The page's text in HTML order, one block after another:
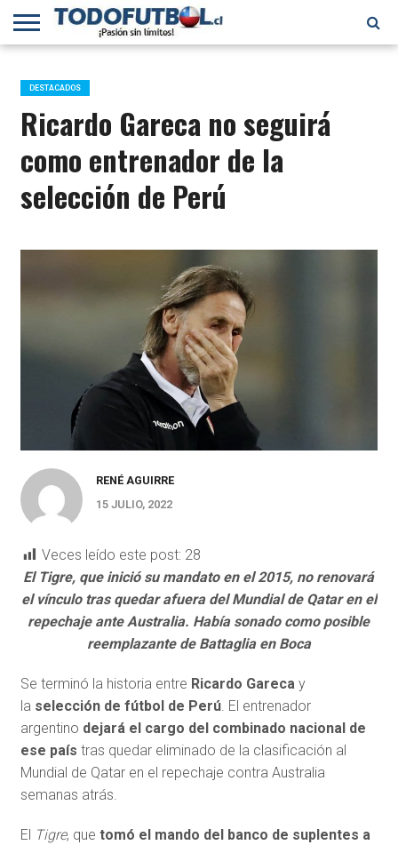
PRIMERA
B
SELECCIÓN
CHILENA
CHILENOS
EN EL
MUNDO
FÚTBOL
INTERNACIONAL
DESTACADOS
Ricardo Gareca no seguirá
como entrenador de la
selección de Perú
RENÉ AGUIRRE
15 JULIO, 2022
Veces leído este post: 28
El Tigre, que inició su mandato en el 2015, no renovará
el vínculo tras quedar afuera del Mundial de Qatar en el
repechaje ante Australia. Había sonado como posible
reemplazante de Battaglia en Boca
Se terminó la historia entre Ricardo Garecay
la selección de fútbol de Perú. El entrenador
argentino dejará el cargo del combinado nacional de
ese país tras quedar eliminado de la clasificación al
Mundial de Qatar en el repechaje contra Australia
semanas atrás.
El Tigre, que tomó el mando del banco de suplentes a